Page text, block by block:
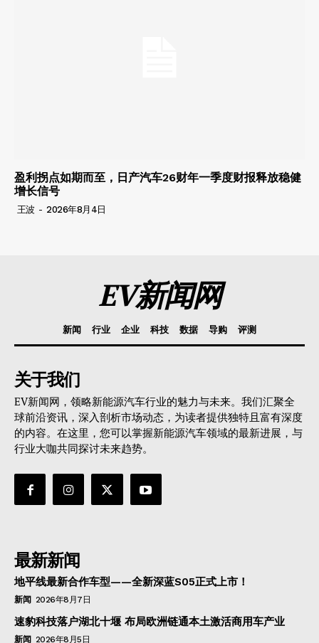
盈利拐点如期而至，日产汽车26财年一季度财报释放稳健
增长信号
王波 - 2026年8月4日
EV新闻网
新闻 行业 企业 科技 数据 导购 评测
关于我们
EV新闻网，领略新能源汽车行业的魅力与未来。我们汇聚全
球前沿资讯，深入剖析市场动态，为读者提供独特且富有深度
的内容。在这里，您可以掌握新能源汽车领域的最新进展，与
行业大咖共同探讨未来趋势。
最新新闻
地平线最新合作车型——全新深蓝S05正式上市！
新闻 2026年8月7日
速豹科技落户湖北十堰 布局欧洲链通本土激活商用车产业
新闻 2026年8月5日